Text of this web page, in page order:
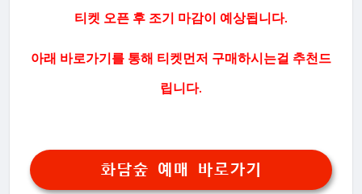
티켓 오픈 후 조기 마감이 예상됩니다.
아래 바로가기를 통해 티켓먼저 구매하시는걸 추천드
립니다.
화담숲 예매 바로가기